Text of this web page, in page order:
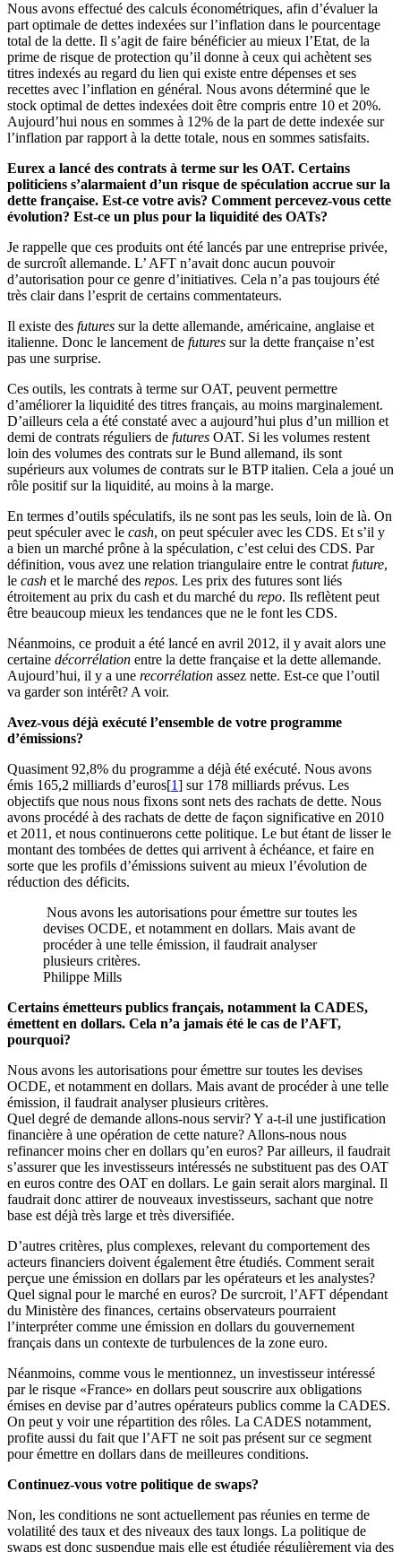
Nous avons effectué des calculs économétriques, afin d’évaluer la
part optimale de dettes indexées sur l’inflation dans le pourcentage
total de la dette. Il s’agit de faire bénéficier au mieux l’Etat, de la
prime de risque de protection qu’il donne à ceux qui achètent ses
titres indexés au regard du lien qui existe entre dépenses et ses
recettes avec l’inflation en général. Nous avons déterminé que le
stock optimal de dettes indexées doit être compris entre 10 et 20%.
Aujourd’hui nous en sommes à 12% de la part de dette indexée sur
l’inflation par rapport à la dette totale, nous en sommes satisfaits.
Eurex a lancé des contrats à terme sur les OAT. Certains
politiciens s’alarmaient d’un risque de spéculation accrue sur la
dette française. Est-ce votre avis? Comment percevez-vous cette
évolution? Est-ce un plus pour la liquidité des OATs?
Je rappelle que ces produits ont été lancés par une entreprise privée,
de surcroît allemande. L’ AFT n’avait donc aucun pouvoir
d’autorisation pour ce genre d’initiatives. Cela n’a pas toujours été
très clair dans l’esprit de certains commentateurs.
Il existe des futures sur la dette allemande, américaine, anglaise et
italienne. Donc le lancement de futures sur la dette française n’est
pas une surprise.
Ces outils, les contrats à terme sur OAT, peuvent permettre
d’améliorer la liquidité des titres français, au moins marginalement.
D’ailleurs cela a été constaté avec a aujourd’hui plus d’un million et
demi de contrats réguliers de futures OAT. Si les volumes restent
loin des volumes des contrats sur le Bund allemand, ils sont
supérieurs aux volumes de contrats sur le BTP italien. Cela a joué un
rôle positif sur la liquidité, au moins à la marge.
En termes d’outils spéculatifs, ils ne sont pas les seuls, loin de là. On
peut spéculer avec le cash, on peut spéculer avec les CDS. Et s’il y
a bien un marché prône à la spéculation, c’est celui des CDS. Par
définition, vous avez une relation triangulaire entre le contrat future,
le cash et le marché des repos. Les prix des futures sont liés
étroitement au prix du cash et du marché du repo. Ils reflètent peut
être beaucoup mieux les tendances que ne le font les CDS.
Néanmoins, ce produit a été lancé en avril 2012, il y avait alors une
certaine décorrélation entre la dette française et la dette allemande.
Aujourd’hui, il y a une recorrélation assez nette. Est-ce que l’outil
va garder son intérêt? A voir.
Avez-vous déjà exécuté l’ensemble de votre programme
d’émissions?
Quasiment 92,8% du programme a déjà été exécuté. Nous avons
émis 165,2 milliards d’euros[1] sur 178 milliards prévus. Les
objectifs que nous nous fixons sont nets des rachats de dette. Nous
avons procédé à des rachats de dette de façon significative en 2010
et 2011, et nous continuerons cette politique. Le but étant de lisser le
montant des tombées de dettes qui arrivent à échéance, et faire en
sorte que les profils d’émissions suivent au mieux l’évolution de
réduction des déficits.
Nous avons les autorisations pour émettre sur toutes les
devises OCDE, et notamment en dollars. Mais avant de
procéder à une telle émission, il faudrait analyser
plusieurs critères.
Philippe Mills
Certains émetteurs publics français, notamment la CADES,
émettent en dollars. Cela n’a jamais été le cas de l’AFT,
pourquoi?
Nous avons les autorisations pour émettre sur toutes les devises
OCDE, et notamment en dollars. Mais avant de procéder à une telle
émission, il faudrait analyser plusieurs critères.
Quel degré de demande allons-nous servir? Y a-t-il une justification
financière à une opération de cette nature? Allons-nous nous
refinancer moins cher en dollars qu’en euros? Par ailleurs, il faudrait
s’assurer que les investisseurs intéressés ne substituent pas des OAT
en euros contre des OAT en dollars. Le gain serait alors marginal. Il
faudrait donc attirer de nouveaux investisseurs, sachant que notre
base est déjà très large et très diversifiée.
D’autres critères, plus complexes, relevant du comportement des
acteurs financiers doivent également être étudiés. Comment serait
perçue une émission en dollars par les opérateurs et les analystes?
Quel signal pour le marché en euros? De surcroit, l’AFT dépendant
du Ministère des finances, certains observateurs pourraient
l’interpréter comme une émission en dollars du gouvernement
français dans un contexte de turbulences de la zone euro.
Néanmoins, comme vous le mentionnez, un investisseur intéressé
par le risque «France» en dollars peut souscrire aux obligations
émises en devise par d’autres opérateurs publics comme la CADES.
On peut y voir une répartition des rôles. La CADES notamment,
profite aussi du fait que l’AFT ne soit pas présent sur ce segment
pour émettre en dollars dans de meilleures conditions.
Continuez-vous votre politique de swaps?
Non, les conditions ne sont actuellement pas réunies en terme de
volatilité des taux et des niveaux des taux longs. La politique de
swaps est donc suspendue mais elle est étudiée régulièrement via des